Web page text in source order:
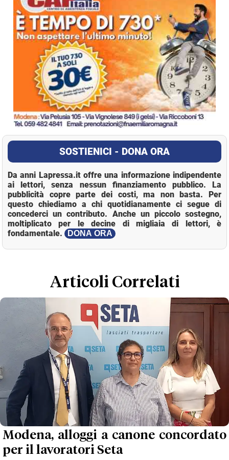
SOSTIENICI - DONA ORA
Da anni Lapressa.it offre una informazione indipendente
ai lettori, senza nessun finanziamento pubblico. La
pubblicità copre parte dei costi, ma non basta. Per
questo chiediamo a chi quotidianamente ci segue di
concederci un contributo. Anche un piccolo sostegno,
moltiplicato per le decine di migliaia di lettori, è
fondamentale.
DONA ORA
Articoli Correlati
Modena, alloggi a canone concordato
per il lavoratori Seta